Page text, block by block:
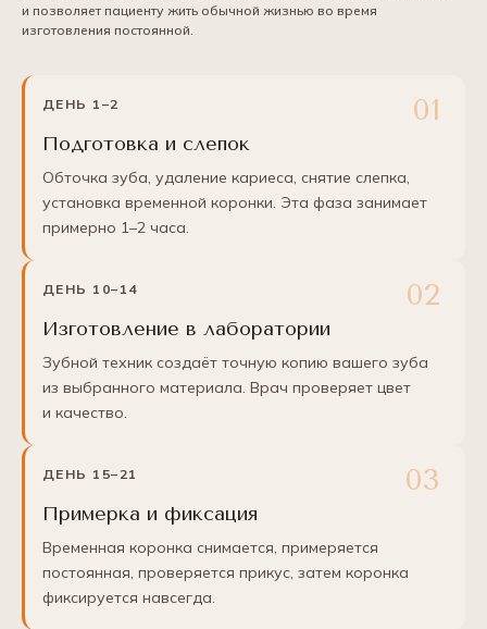
и позволяет пациенту жить обычной жизнью во время
изготовления постоянной.
ДЕНЬ 1–2
Подготовка и слепок
Обточка зуба, удаление кариеса, снятие слепка,
установка временной коронки. Эта фаза занимает
примерно 1–2 часа.
ДЕНЬ 10–14
Изготовление в лаборатории
Зубной техник создаёт точную копию вашего зуба
из выбранного материала. Врач проверяет цвет
и качество.
ДЕНЬ 15–21
Примерка и фиксация
Временная коронка снимается, примеряется
постоянная, проверяется прикус, затем коронка
фиксируется навсегда.